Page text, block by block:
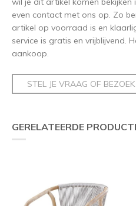
even contact met ons op. Zo
artikel op voorraad is en
service is gratis en vrijblijvend.
aankoop.
STEL JE VRAAG OF
GERELATEERDE